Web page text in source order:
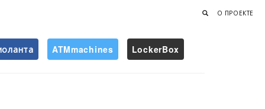
О ПРОЕКТЕ
ATMmachines LockerBox